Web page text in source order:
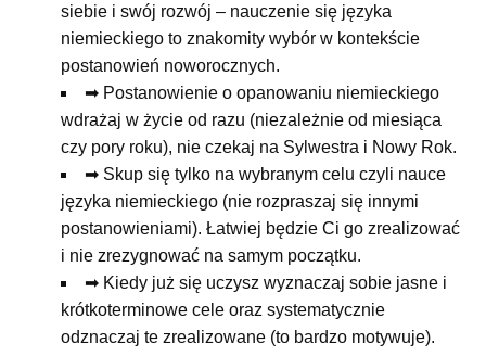
siebie i swój rozwój – nauczenie się języka
niemieckiego to znakomity wybór w kontekście
postanowień noworocznych.
➡ Postanowienie o opanowaniu niemieckiego
wdrażaj w życie od razu (niezależnie od miesiąca
czy pory roku), nie czekaj na Sylwestra i Nowy Rok.
➡ Skup się tylko na wybranym celu czyli nauce
języka niemieckiego (nie rozpraszaj się innymi
postanowieniami). Łatwiej będzie Ci go zrealizować
i nie zrezygnować na samym początku.
➡ Kiedy już się uczysz wyznaczaj sobie jasne i
krótkoterminowe cele oraz systematycznie
odznaczaj te zrealizowane (to bardzo motywuje).